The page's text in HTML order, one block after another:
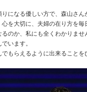
になる優しい方で、森山さ
を大切に、夫婦の在り方を毎
のか、私にも全くわかりま
います。
もらえるように出来ることを